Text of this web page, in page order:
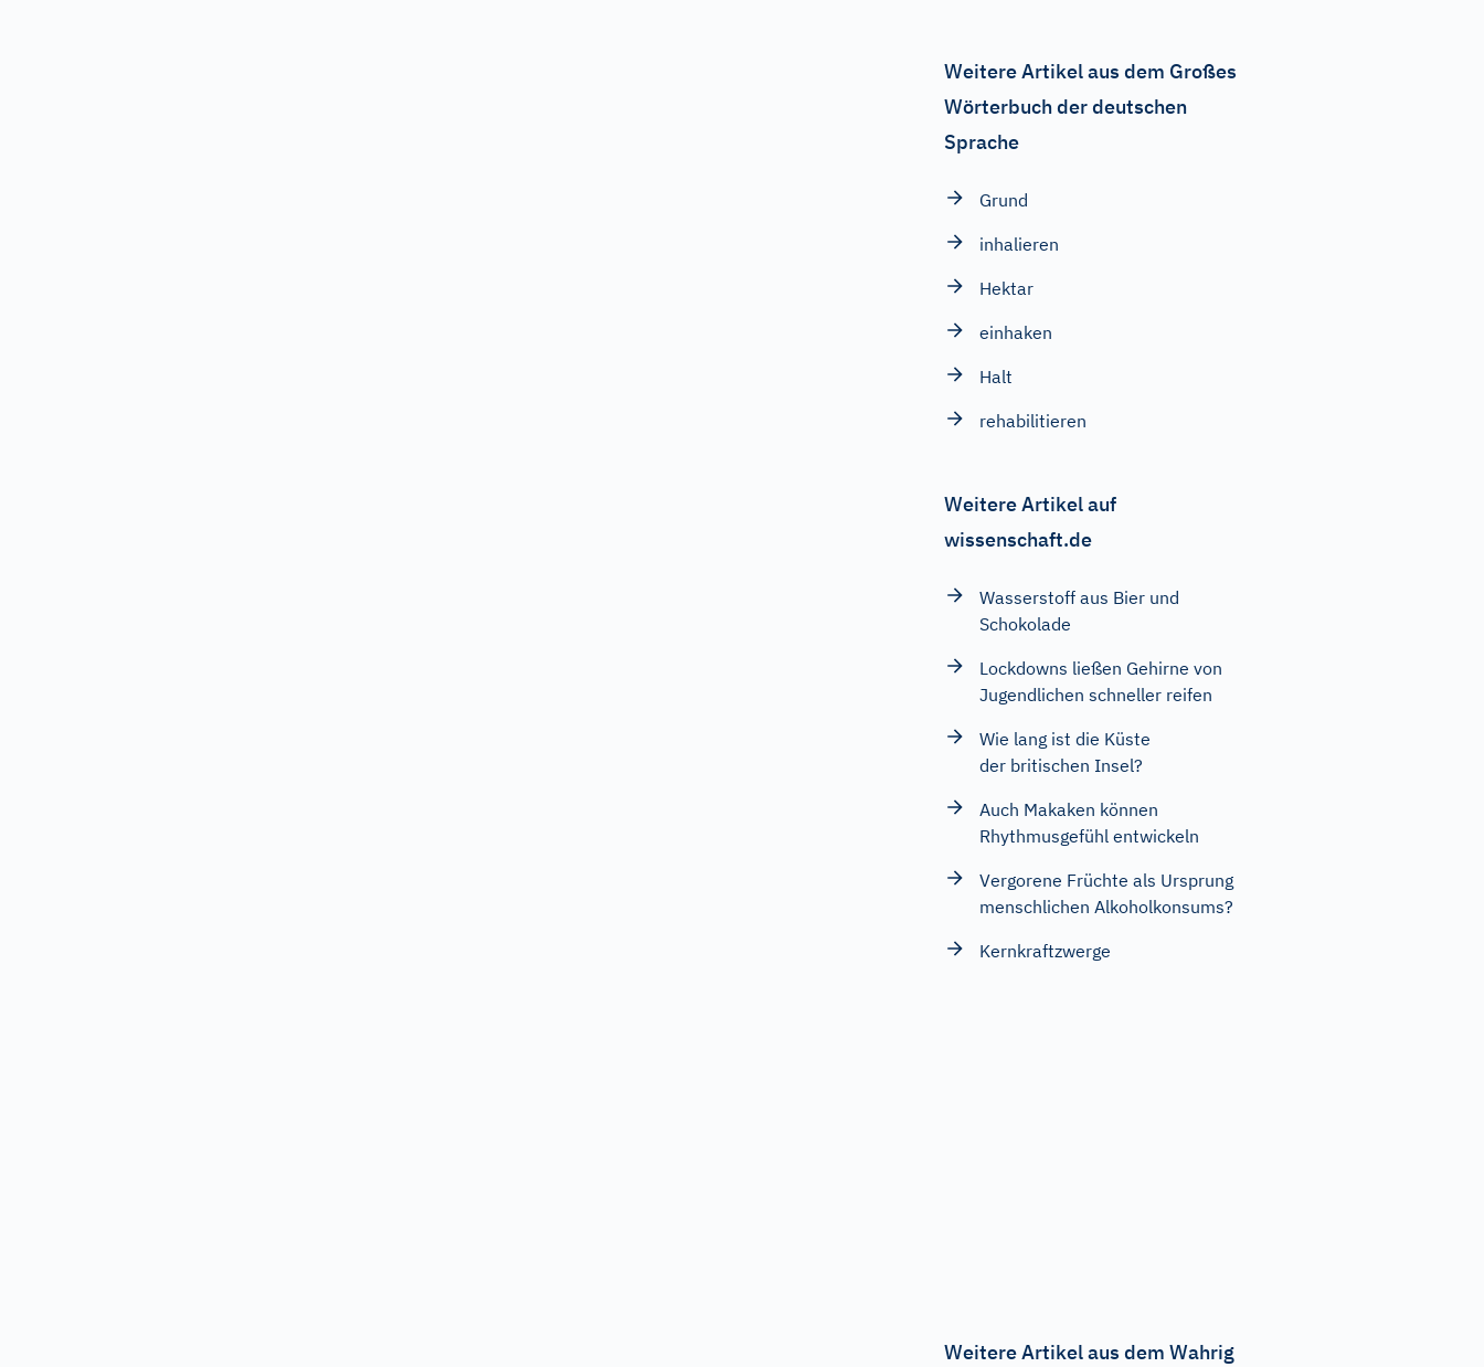
Weitere Artikel aus dem Großes
Wörterbuch der deutschen
Sprache
Grund
inhalieren
Hektar
einhaken
Halt
rehabilitieren
Weitere Artikel auf
wissenschaft.de
Wasserstoff aus Bier und
Schokolade
Lockdowns ließen Gehirne von
Jugendlichen schneller reifen
Wie lang ist die Küste
der britischen Insel?
Auch Makaken können
Rhythmusgefühl entwickeln
Vergorene Früchte als Ursprung
menschlichen Alkoholkonsums?
Kernkraftzwerge
Weitere Artikel aus dem Wahrig